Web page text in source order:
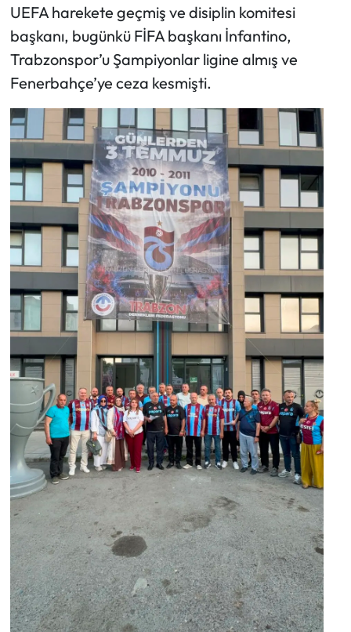
UEFA harekete geçmiş ve disiplin komitesi
başkanı, bugünkü FİFA başkanı İnfantino,
Trabzonspor’u Şampiyonlar ligine almış ve
Fenerbahçe’ye ceza kesmişti.